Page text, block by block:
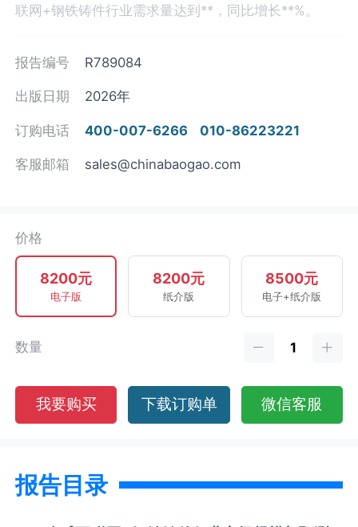
联网+钢铁铸件行业需求量达到**，同比增长**%。
报告编号 R789084
出版日期 2026年
订购电话 400-007-6266 010-86223221
客服邮箱 sales@chinabaogao.com
价格
8200元
电子版
8200元
纸介版
8500元
电子+纸介版
数量
我要购买 下载订购单 微信客服
报告目录